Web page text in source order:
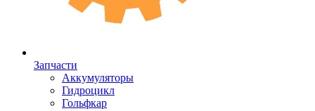
Запчасти
Аккумуляторы
Гидроцикл
Гольфкар